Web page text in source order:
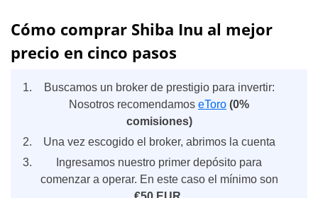
Cómo comprar Shiba Inu al mejor
precio en cinco pasos
Buscamos un broker de prestigio para invertir:
Nosotros recomendamos eToro (0%
comisiones)
Una vez escogido el broker, abrimos la cuenta
Ingresamos nuestro primer depósito para
comenzar a operar. En este caso el mínimo son